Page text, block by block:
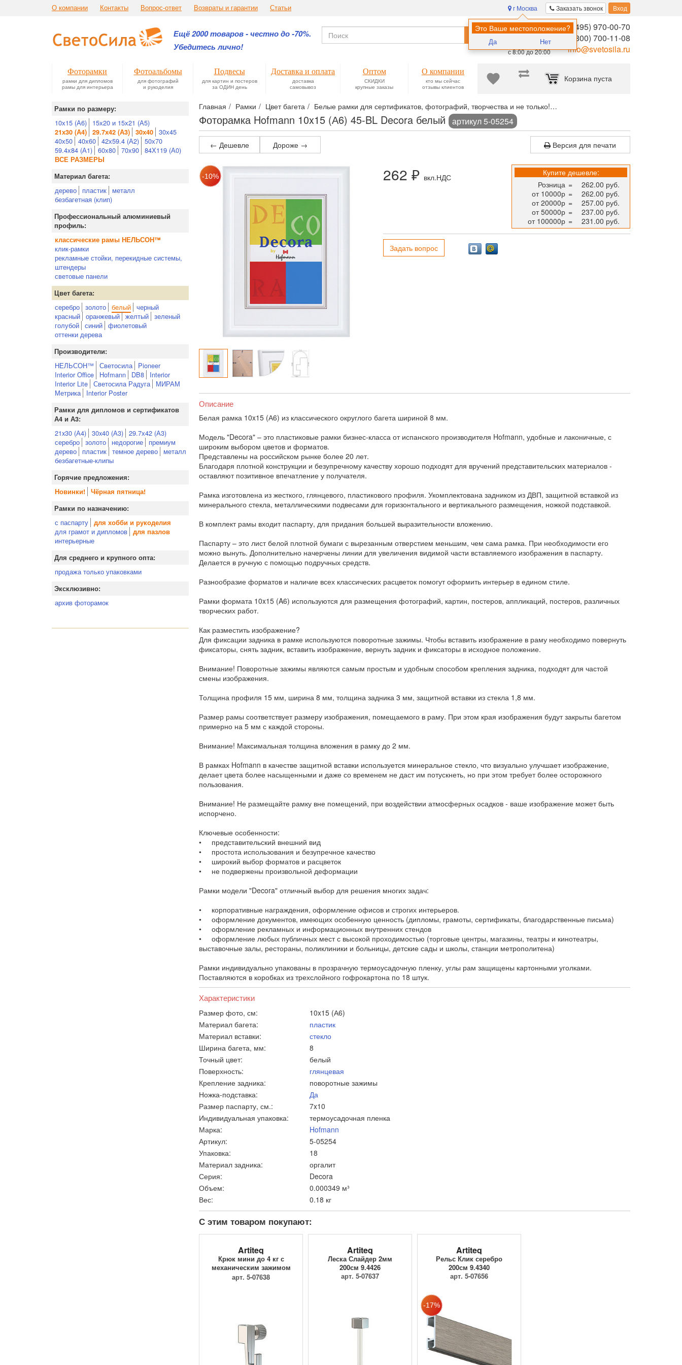
О компании Контакты Вопрос-ответ Возвраты и гарантии Статьи Заказать звонок Вход
г Москва
Это Ваше местоположение?
Да Нет
Ещё 2000 товаров - честно до -70%.
Убедитесь лично!
Помощь в
выборе:
Ежедневно,
с 8:00 до 20:00
8 (495) 970-00-70
8 (800) 700-11-08
info@svetosila.ru
Найти
Корзина пуста
Фоторамки
рамки для дипломов
рамы для интерьера
Фотоальбомы
для фотографий
и рукоделия
Подвесы
для картин и постеров
за ОДИН день
Доставка и оплата
доставка
самовывоз
Оптом
СКИДКИ
крупные заказы
О компании
кто мы сейчас
отзывы клиентов
Главная Рамки Цвет багета Белые рамки для сертификатов, фотографий, творчества и не только!
Фоторамка Hofmann 10x15 (А6) 45-BL Decora белый артикул 5-05254
Рамки по размеру:
10х15 (А6) 15х20 и 15х21 (А5)
21х30 (А4) 29.7х42 (А3) 30х40
30х45
40х50 40х60 42х59.4 (А2) 50х70
59.4х84 (А1) 60х80 70х90 84Х119 (А0)
ВСЕ РАЗМЕРЫ
Материал багета:
дерево пластик
металл
безбагетная (клип)
Профессиональный алюминиевый
профиль:
классические рамы НЕЛЬСОН™
клик-рамки
рекламные стойки, перекидные системы,
штендеры
световые панели
Цвет багета:
серебро золото белый черный
красный оранжевый желтый зеленый
голубой синий фиолетовый
оттенки дерева
Производители:
НЕЛЬСОН™ Светосила
Pioneer
Interior Office
Hofmann DB8
Interior
Interior Lite Светосила Радуга
МИРАМ
Метрика
Interior Poster
Рамки для дипломов и сертификатов
А4 и А3:
21x30 (А4) 30x40 (А3) 29.7х42 (А3)
серебро золото недорогие
премиум
дерево
пластик темное дерево
металл
безбагетные-клипы
Горячие предложения:
Новинки!
Чёрная пятница!
Рамки по назначению:
с паспарту для хобби и рукоделия
для грамот и дипломов для пазлов
интерьерные
Для среднего и крупного опта:
продажа только упаковками
Эксклюзивно:
архив фоторамок
← Дешевле Дороже → Версия для печати
262 ₽ вкл.НДС
Купите дешевле:
Розница =
262.00 руб.
от 10000р =
262.00 руб.
от 20000р =
257.00 руб.
от 50000р =
237.00 руб.
от 100000р = 231.00 руб.
Задать вопрос
Описание
Белая рамка 10x15 (А6) из классического округлого багета шириной 8 мм.
Модель "Decora" – это пластиковые рамки бизнес-класса от испанского производителя Hofmann, удобные и лаконичные, с
широким выбором цветов и форматов.
Представлены на российском рынке более 20 лет.
Благодаря плотной конструкции и безупречному качеству хорошо подходят для вручений представительских материалов -
оставляют позитивное впечатление у получателя.
Рамка изготовлена из жесткого, глянцевого, пластикового профиля. Укомплектована задником из ДВП, защитной вставкой из
минерального стекла, металлическими подвесами для горизонтального и вертикального размещения, ножкой подставкой.
В комплект рамы входит паспарту, для придания большей выразительности вложению.
Паспарту – это лист белой плотной бумаги с вырезанным отверстием меньшим, чем сама рамка. При необходимости его
можно вынуть. Дополнительно начерчены линии для увеличения видимой части вставляемого изображения в паспарту.
Делается в ручную с помощью подручных средств.
Разнообразие форматов и наличие всех классических расцветок помогут оформить интерьер в едином стиле.
Рамки формата 10x15 (A6) используются для размещения фотографий, картин, постеров, аппликаций, постеров, различных
творческих работ.
Как разместить изображение?
Для фиксации задника в рамке используются поворотные зажимы. Чтобы вставить изображение в раму необходимо повернуть
фиксаторы, снять задник, вставить изображение, вернуть задник и фиксаторы в исходное положение.
Внимание! Поворотные зажимы являются самым простым и удобным способом крепления задника, подходят для частой
смены изображения.
Толщина профиля 15 мм, ширина 8 мм, толщина задника 3 мм, защитной вставки из стекла 1,8 мм.
Размер рамы соответствует размеру изображения, помещаемого в раму. При этом края изображения будут закрыты багетом
примерно на 5 мм с каждой стороны.
Внимание! Максимальная толщина вложения в рамку до 2 мм.
В рамках Hofmann в качестве защитной вставки используется минеральное стекло, что визуально улучшает изображение,
делает цвета более насыщенными и даже со временем не даст им потускнеть, но при этом требует более осторожного
пользования.
Внимание! Не размещайте рамку вне помещений, при воздействии атмосферных осадков - ваше изображение может быть
испорчено.
Ключевые особенности:
• представительский внешний вид
• простота использования и безупречное качество
• широкий выбор форматов и расцветок
• не подвержены произвольной деформации
Рамки модели "Decora" отличный выбор для решения многих задач:
• корпоративные награждения, оформление офисов и строгих интерьеров.
• оформление документов, имеющих особенную ценность (дипломы, грамоты, сертификаты, благодарственные письма)
• оформление рекламных и информационных внутренних стендов
• оформление любых публичных мест с высокой проходимостью (торговые центры, магазины, театры и кинотеатры,
выставочные залы, рестораны, поликлиники и больницы, детские сады и школы, станции метрополитена)
Рамки индивидуально упакованы в прозрачную термоусадочную пленку, углы рам защищены картонными уголками.
Поставляются в коробках из трехслойного гофрокартона по 18 штук.
Характеристики
Размер фото, см:
10x15 (А6)
Материал багета:
пластик
Материал вставки:
стекло
Ширина багета, мм:
8
Точный цвет:
белый
Поверхность:
глянцевая
Крепление задника:
поворотные зажимы
Ножка-подставка:
Да
Размер паспарту, см.:
7x10
Индивидуальная упаковка:
термоусадочная пленка
Марка:
Hofmann
Артикул:
5-05254
Упаковка:
18
Материал задника:
оргалит
Серия:
Decora
Объем:
0.000349 м³
Вес:
0.18 кг
С этим товаром покупают:
Artiteq
Крюк мини до 4 кг с
механическим зажимом
9.4205
арт. 5-07638
Artiteq
Леска Слайдер 2мм
200см 9.4426
арт. 5-07637
Artiteq
Рельс Клик серебро
200см 9.4340
арт. 5-07656